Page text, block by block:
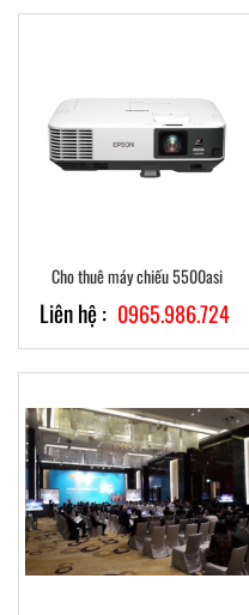
Cho thuê máy chiếu 5500asi
Liên hệ : 0965.986.724